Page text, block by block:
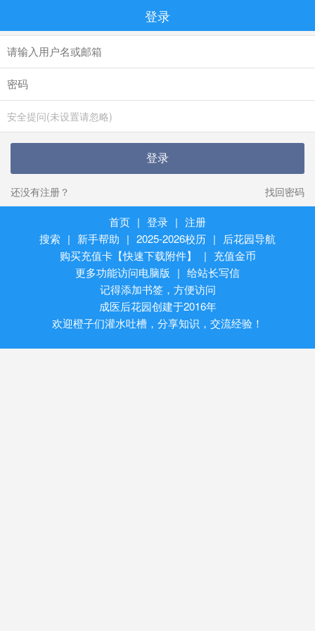
登录
安全提问(未设置请忽略)
登录
还没有注册？ 找回密码
首页 | 登录 | 注册
搜索 | 新手帮助 | 2025-2026校历 |
后花园导航
购买充值卡【快速下载附件】
| 充值金币
更多功能访问电脑版 | 给站长写信
记得添加书签，方便访问
成医后花园创建于2016年
欢迎橙子们灌水吐槽，分享知识，交流经验！